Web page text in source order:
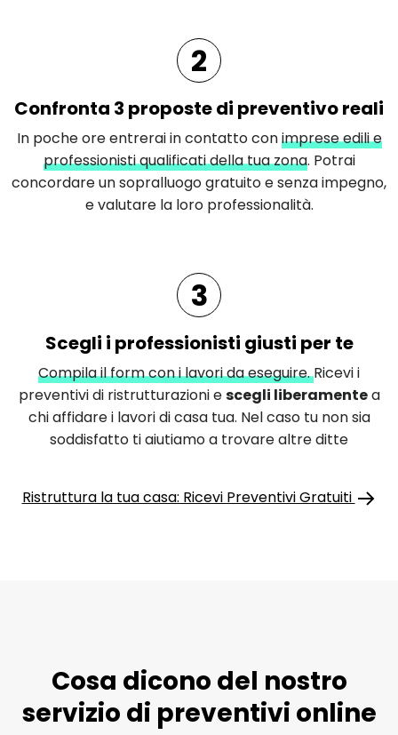
2
Confronta 3 proposte di preventivo reali
In poche ore entrerai in contatto conimprese edili e
professionisti qualificati della tua zona. Potrai
concordare un sopralluogo gratuito e senza impegno,
e valutare la loro professionalità.
3
Scegli i professionisti giusti per te
Compila il form con i lavori da eseguire.Ricevi i
preventivi di ristrutturazioni escegli liberamentea
chi affidare i lavori di casa tua. Nel caso tu non sia
soddisfatto ti aiutiamo a trovare altre ditte
Ristruttura la tua casa: Ricevi Preventivi Gratuiti
Cosa dicono del nostro
servizio di preventivi online